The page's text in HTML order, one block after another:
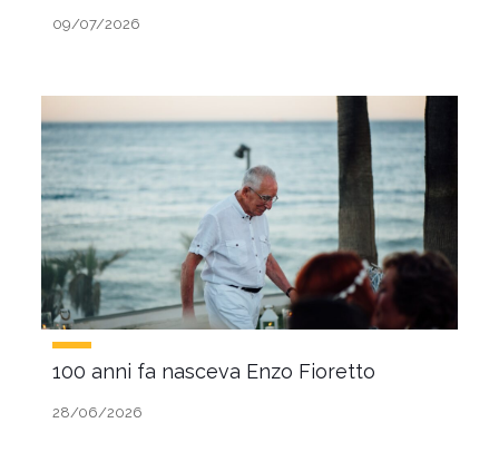
09/07/2026
100 anni fa nasceva Enzo Fioretto
28/06/2026